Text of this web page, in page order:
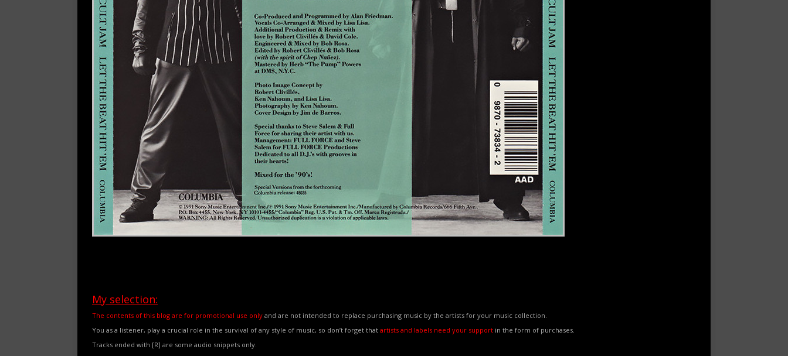
My selection:
The contents of this blog are for promotional use only and are not intended to replace purchasing music by the artists for your music collection.
You as a listener, play a crucial role in the survival of any style of music, so don’t forget that artists and labels need your support in the form of purchases.
Tracks ended with [R] are some audio snippets only.